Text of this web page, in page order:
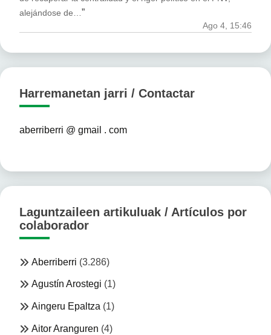
alejándose de… ”
Ago 4, 15:46
Harremanetan jarri / Contactar
aberriberri @ gmail . com
Laguntzaileen artikuluak / Artículos por
colaborador
Aberriberri (3.286)
Agustín Arostegi (1)
Aingeru Epaltza (1)
Aitor Aranguren (4)